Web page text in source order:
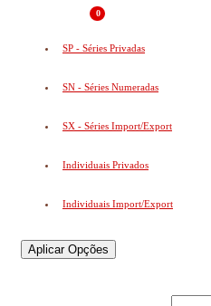
0
SP - Séries Privadas
SN - Séries Numeradas
SX - Séries Import/Export
Individuais Privados
Individuais Import/Export
Aplicar Opções